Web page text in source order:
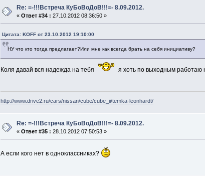
Re: =-!!!Встреча КуБоВоДоВ!!!=- 8.09.2012.
«Ответ #34 : 27.10.2012 08:36:50 »
Цитата: KOFF от 23.10.2012 19:10:00
НУ что кто тогда предлагает?Или мне как всегда брать на себя инициативу?
Коля давай вся надежда на тебя я хоть по выходным работаю
http://www.drive2.ru/cars/nissan/cube/cube_ii/temka-leonhardt/
Re: =-!!!Встреча КуБоВоДоВ!!!=- 8.09.2012.
«Ответ #35 : 28.10.2012 07:50:53 »
А если кого нет в одноклассниках?